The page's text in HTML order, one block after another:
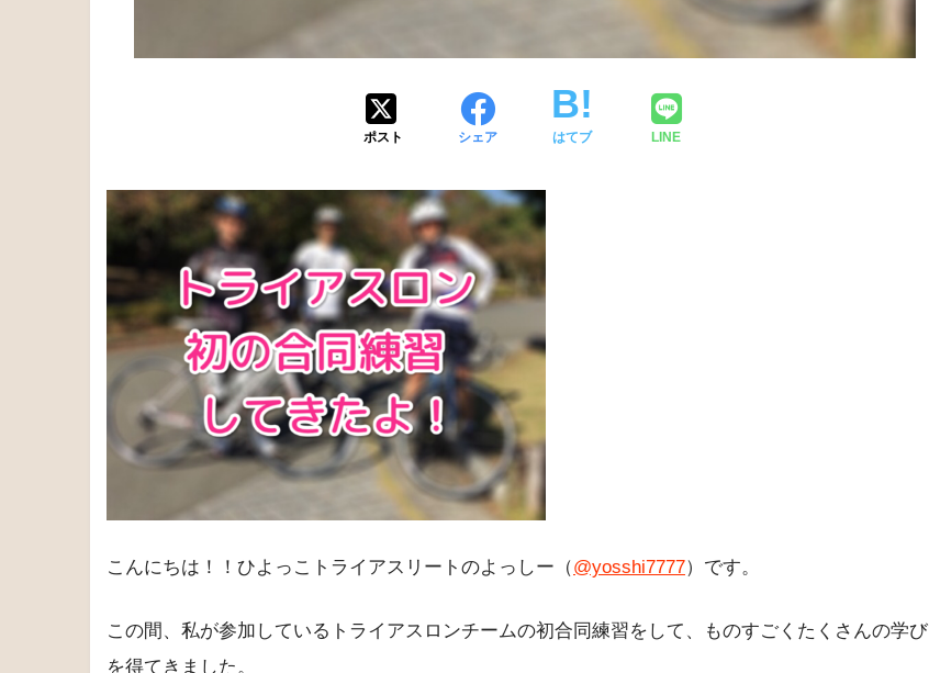
ポスト シェア はてブ LINE
こんにちは！！ひよっこトライアスリートのよっしー（@yosshi7777）です。
この間、私が参加しているトライアスロンチームの初合同練習をして、ものすごくたくさんの学び
を得てきました。